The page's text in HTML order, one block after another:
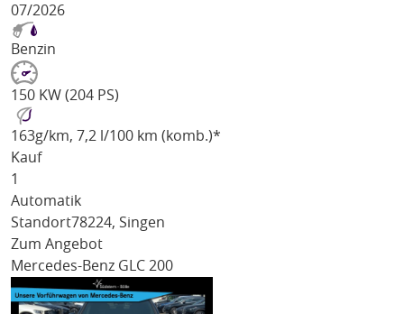
07/2026
Benzin
150 KW (204 PS)
163g/km, 7,2 l/100 km (komb.)*
Kauf
1
Automatik
Standort78224, Singen
Zum Angebot
Mercedes-Benz GLC 200